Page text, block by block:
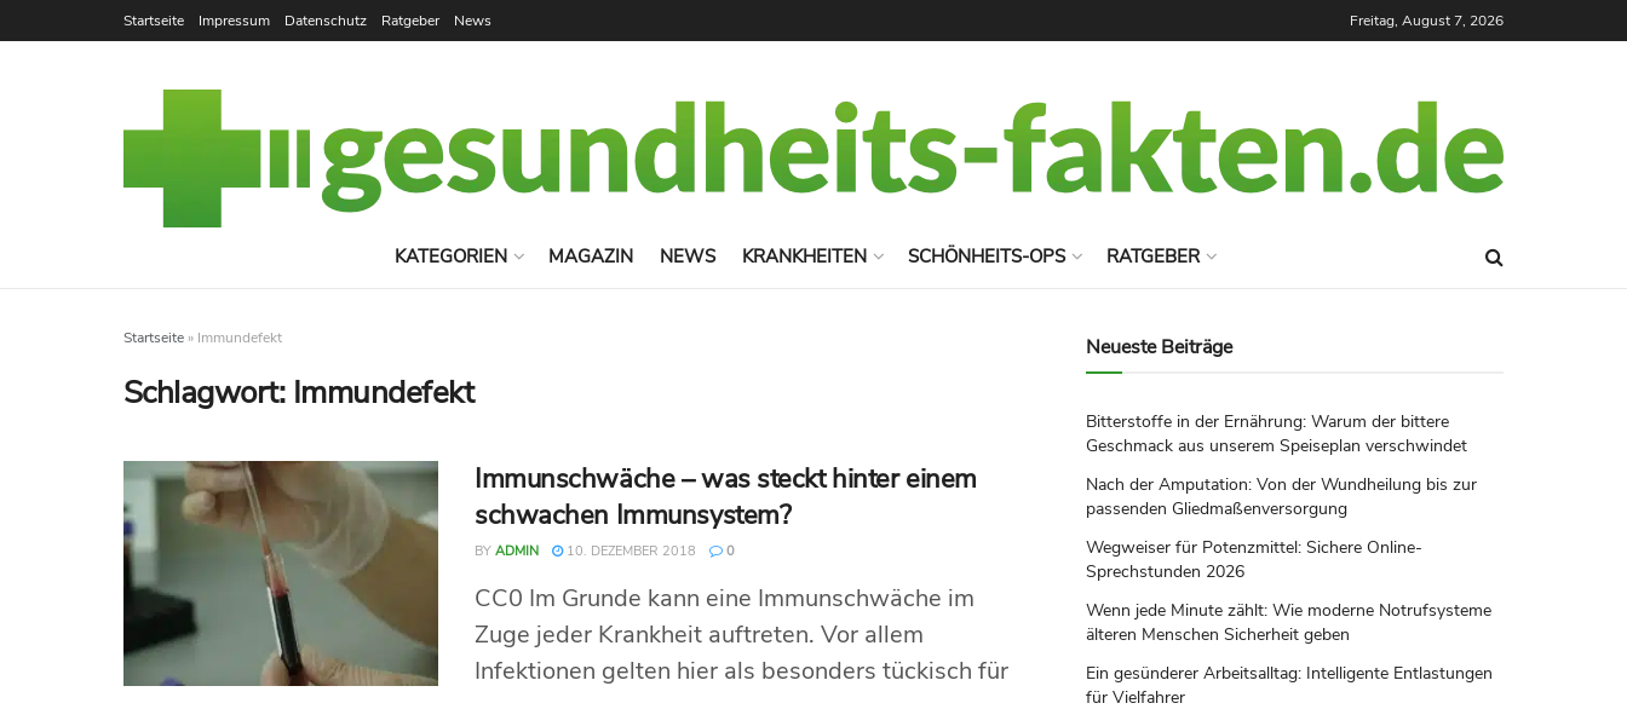
Startseite Impressum Datenschutz Ratgeber News Freitag, August 7, 2026
KATEGORIEN MAGAZIN NEWS KRANKHEITEN SCHÖNHEITS-OPS RATGEBER
Startseite » Immundefekt
Schlagwort: Immundefekt
Immunschwäche – was steckt hinter einem
schwachen Immunsystem?
BY ADMIN 10. DEZEMBER 2018 0
CC0 Im Grunde kann eine Immunschwäche im
Zuge jeder Krankheit auftreten. Vor allem
Infektionen gelten hier als besonders tückisch für
Neueste Beiträge
Bitterstoffe in der Ernährung: Warum der bittere
Geschmack aus unserem Speiseplan verschwindet
Nach der Amputation: Von der Wundheilung bis zur
passenden Gliedmaßenversorgung
Wegweiser für Potenzmittel: Sichere Online-
Sprechstunden 2026
Wenn jede Minute zählt: Wie moderne Notrufsysteme
älteren Menschen Sicherheit geben
Ein gesünderer Arbeitsalltag: Intelligente Entlastungen
für Vielfahrer